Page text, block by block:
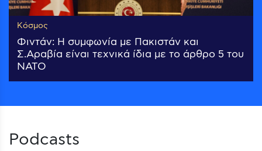
Κόσμος
Φιντάν: Η συμφωνία με Πακιστάν και
Σ.Αραβία είναι τεχνικά ίδια με το άρθρο 5 του
ΝΑΤΟ
Podcasts